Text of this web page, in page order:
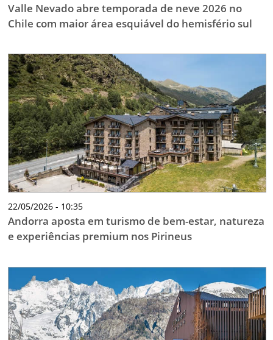
Valle Nevado abre temporada de neve 2026 no
Chile com maior área esquiável do hemisfério sul
22/05/2026 - 10:35
Andorra aposta em turismo de bem-estar, natureza
e experiências premium nos Pirineus